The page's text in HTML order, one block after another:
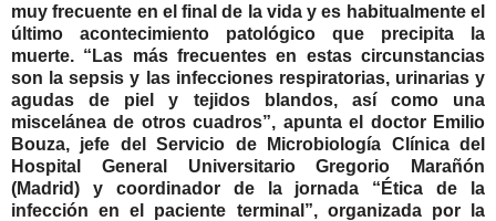
muy frecuente en el final de la vida y es habitualmente el
último acontecimiento patológico que precipita la
muerte. “Las más frecuentes en estas circunstancias
son la sepsis y las infecciones respiratorias, urinarias y
agudas de piel y tejidos blandos, así como una
miscelánea de otros cuadros”, apunta el doctor Emilio
Bouza, jefe del Servicio de Microbiología Clínica del
Hospital General Universitario Gregorio Marañón
(Madrid) y coordinador de la jornada “Ética de la
infección en el paciente terminal”, organizada por la